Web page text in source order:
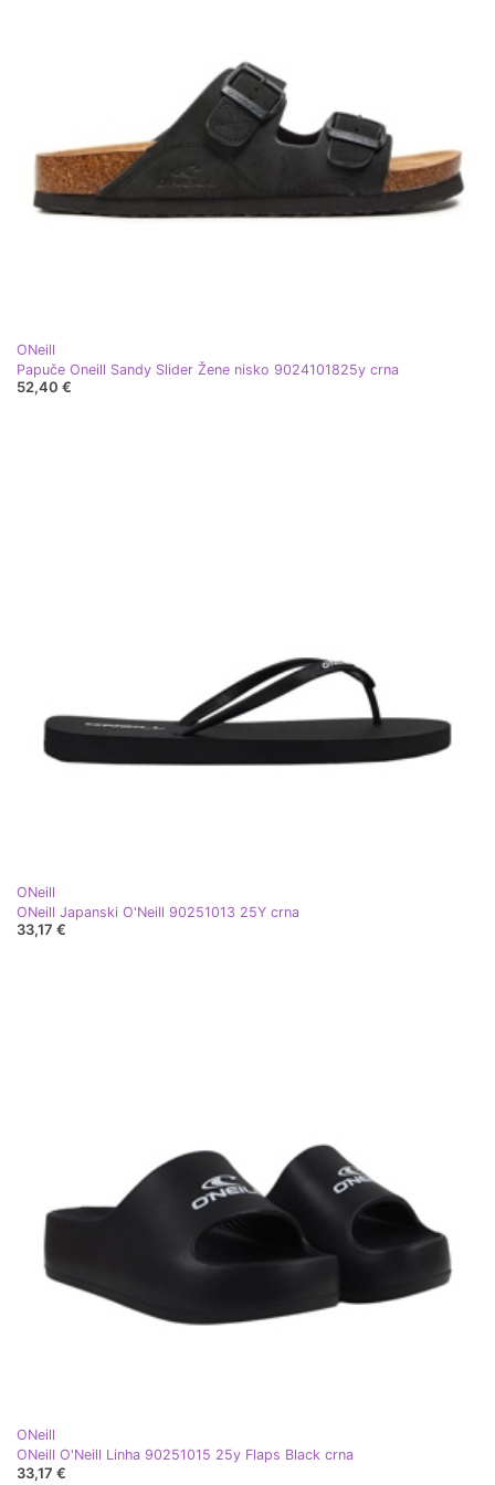
ONeill
Papuče Oneill Sandy Slider Žene nisko 9024101825y crna
52,40 €
ONeill
ONeill Japanski O'Neill 90251013 25Y crna
33,17 €
ONeill
ONeill O'Neill Linha 90251015 25y Flaps Black crna
33,17 €